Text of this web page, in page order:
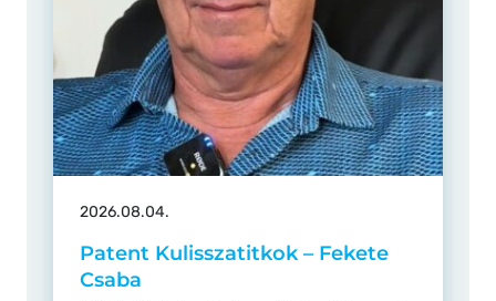
2026.08.04.
Patent Kulisszatitkok – Fekete
Csaba